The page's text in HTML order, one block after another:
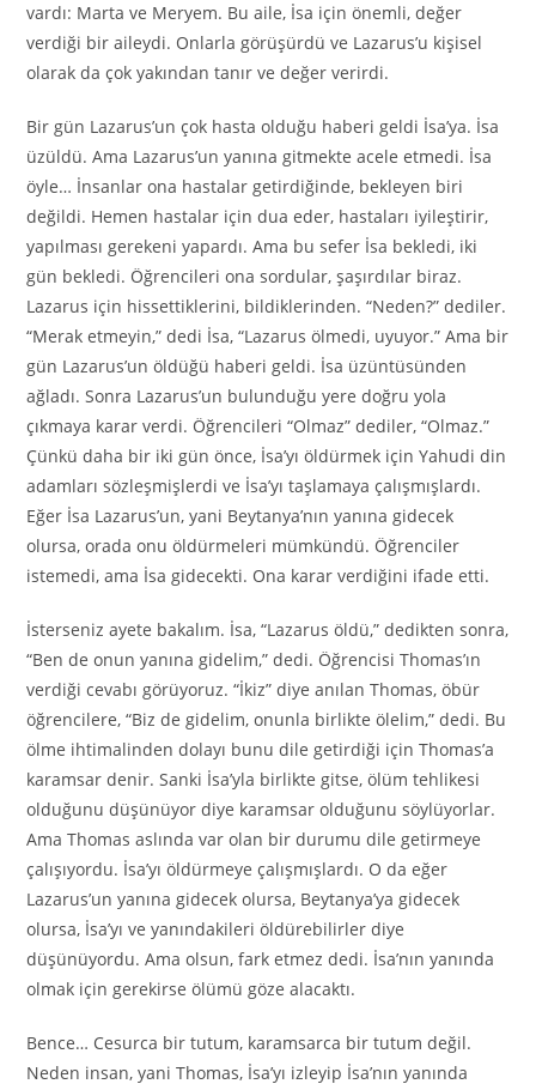
vardı: Marta ve Meryem. Bu aile, İsa için önemli, değer
verdiği bir aileydi. Onlarla görüşürdü ve Lazarus’u kişisel
olarak da çok yakından tanır ve değer verirdi.
Bir gün Lazarus’un çok hasta olduğu haberi geldi İsa’ya. İsa
üzüldü. Ama Lazarus’un yanına gitmekte acele etmedi. İsa
öyle… İnsanlar ona hastalar getirdiğinde, bekleyen biri
değildi. Hemen hastalar için dua eder, hastaları iyileştirir,
yapılması gerekeni yapardı. Ama bu sefer İsa bekledi, iki
gün bekledi. Öğrencileri ona sordular, şaşırdılar biraz.
Lazarus için hissettiklerini, bildiklerinden. “Neden?” dediler.
“Merak etmeyin,” dedi İsa, “Lazarus ölmedi, uyuyor.” Ama bir
gün Lazarus’un öldüğü haberi geldi. İsa üzüntüsünden
ağladı. Sonra Lazarus’un bulunduğu yere doğru yola
çıkmaya karar verdi. Öğrencileri “Olmaz” dediler, “Olmaz.”
Çünkü daha bir iki gün önce, İsa’yı öldürmek için Yahudi din
adamları sözleşmişlerdi ve İsa’yı taşlamaya çalışmışlardı.
Eğer İsa Lazarus’un, yani Beytanya’nın yanına gidecek
olursa, orada onu öldürmeleri mümkündü. Öğrenciler
istemedi, ama İsa gidecekti. Ona karar verdiğini ifade etti.
İsterseniz ayete bakalım. İsa, “Lazarus öldü,” dedikten sonra,
“Ben de onun yanına gidelim,” dedi. Öğrencisi Thomas’ın
verdiği cevabı görüyoruz. “İkiz” diye anılan Thomas, öbür
öğrencilere, “Biz de gidelim, onunla birlikte ölelim,” dedi. Bu
ölme ihtimalinden dolayı bunu dile getirdiği için Thomas’a
karamsar denir. Sanki İsa’yla birlikte gitse, ölüm tehlikesi
olduğunu düşünüyor diye karamsar olduğunu söylüyorlar.
Ama Thomas aslında var olan bir durumu dile getirmeye
çalışıyordu. İsa’yı öldürmeye çalışmışlardı. O da eğer
Lazarus’un yanına gidecek olursa, Beytanya’ya gidecek
olursa, İsa’yı ve yanındakileri öldürebilirler diye
düşünüyordu. Ama olsun, fark etmez dedi. İsa’nın yanında
olmak için gerekirse ölümü göze alacaktı.
Bence… Cesurca bir tutum, karamsarca bir tutum değil.
Neden insan, yani Thomas, İsa’yı izleyip İsa’nın yanında